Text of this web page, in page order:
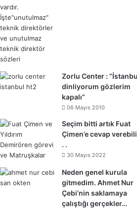
Zorlu Center :
dinliyorum gözlerim
kapalı”
06 Mayıs 2010
Seçim bitti artık Fuat
Çimen’e cevap
. .
30 Mayıs 2022
Neden genel kurula
gitmedim. Ahmet Nur
Çebi’nin saklamaya
çalıştığı gerçekler…